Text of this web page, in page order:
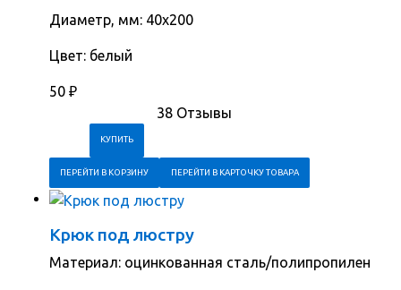
Диаметр, мм: 40х200
Цвет: белый
50 ₽
38 Отзывы
ПЕРЕЙТИ В КОРЗИНУ ПЕРЕЙТИ В КАРТОЧКУ ТОВАРА
Крюк под люстру
Материал: оцинкованная сталь/полипропилен